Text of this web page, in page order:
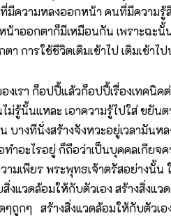
ที่มีความหลงออกหน้า คนที่มีความ
ออกตาก็มีเหมือนกัน เพราะฉะนั้
การใช้ชีวิตเติมเข้าไป เติมเข้า
า ก็อปปี้แล้วก็อปปี้เรื่องเทคนิคต่
นั้นแหละ เอาความรู้ไปใส่ ขยัน
างทีนั่งสร้างจังหวะอยู่เวลามันห
อะไรอยู่ ก็ถือว่าเป็นบุคคลเกียจ
มเพียร พระพุทธเจ้าตรัสอย่างนั้
งแวดล้อมให้กับตัวเอง สร้างสิ่งแ
กๆ สร้างสิ่งแวดล้อมให้กับตัวเอ